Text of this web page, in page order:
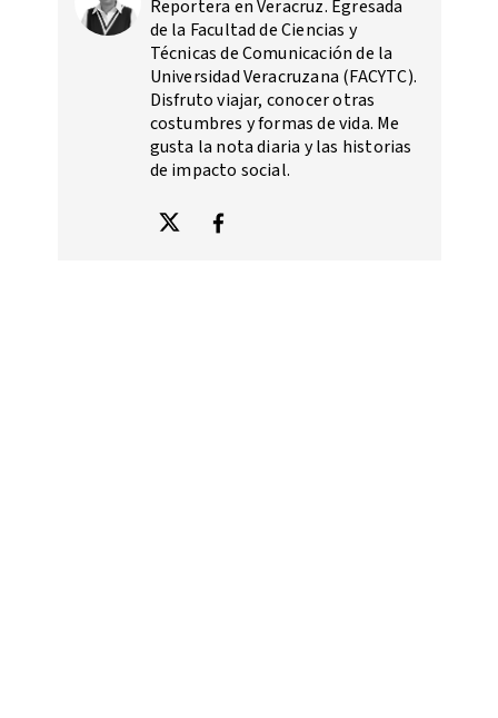
Reportera en Veracruz. Egresada
de la Facultad de Ciencias y
Técnicas de Comunicación de la
Universidad Veracruzana (FACYTC).
Disfruto viajar, conocer otras
costumbres y formas de vida. Me
gusta la nota diaria y las historias
de impacto social.